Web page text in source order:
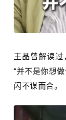
王晶曾解读
“并不是你想
闪不谋而合。